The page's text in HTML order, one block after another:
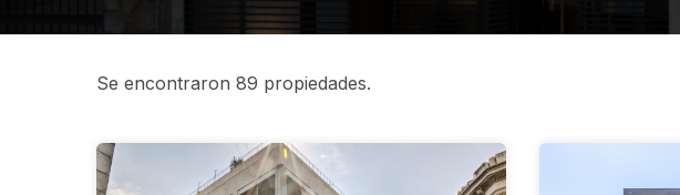
Se encontraron 89 propiedades.